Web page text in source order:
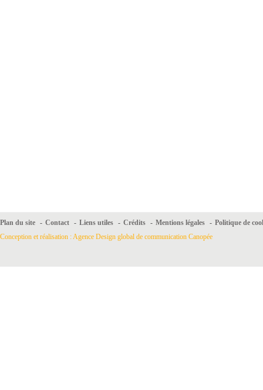
Plan du site - Contact - Liens utiles - Crédits - Mentions légales - Politique de
Conception et réalisation : Agence Design global de communication Canopée